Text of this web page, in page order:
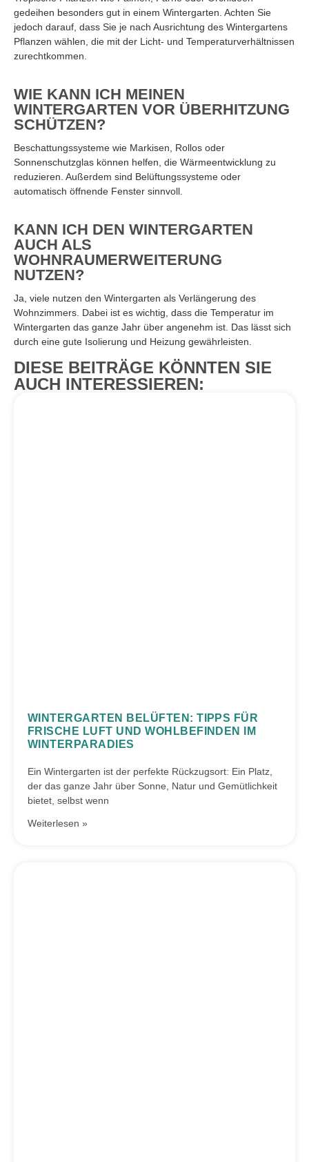
gedeihen besonders gut in einem Wintergarten. Achten Sie
jedoch darauf, dass Sie je nach Ausrichtung des Wintergartens
Pflanzen wählen, die mit der Licht- und Temperaturverhältnissen
zurechtkommen.
WIE KANN ICH MEINEN
WINTERGARTEN VOR ÜBERHITZUNG
SCHÜTZEN?
Beschattungssysteme wie Markisen, Rollos oder
Sonnenschutzglas können helfen, die Wärmeentwicklung zu
reduzieren. Außerdem sind Belüftungssysteme oder
automatisch öffnende Fenster sinnvoll.
KANN ICH DEN WINTERGARTEN
AUCH ALS
WOHNRAUMERWEITERUNG
NUTZEN?
Ja, viele nutzen den Wintergarten als Verlängerung des
Wohnzimmers. Dabei ist es wichtig, dass die Temperatur im
Wintergarten das ganze Jahr über angenehm ist. Das lässt sich
durch eine gute Isolierung und Heizung gewährleisten.
DIESE BEITRÄGE KÖNNTEN SIE
AUCH INTERESSIEREN:
WINTERGARTEN BELÜFTEN: TIPPS FÜR
FRISCHE LUFT UND WOHLBEFINDEN IM
WINTERPARADIES
Ein Wintergarten ist der perfekte Rückzugsort: Ein Platz,
der das ganze Jahr über Sonne, Natur und Gemütlichkeit
bietet, selbst wenn
Weiterlesen »